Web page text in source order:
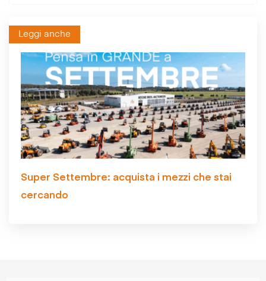
Leggi anche
Super Settembre: acquista i mezzi che stai
cercando